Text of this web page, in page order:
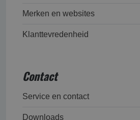
Merken en websites
Klanttevredenheid
Contact
Service en contact
Downloads